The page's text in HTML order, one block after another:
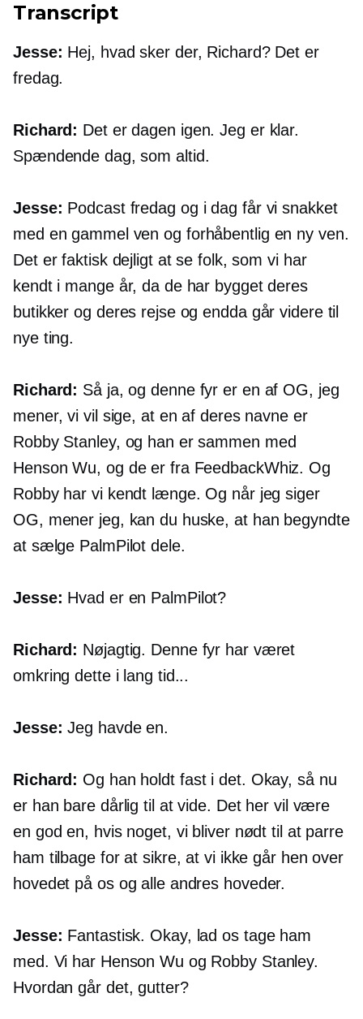
Transcript
Jesse: Hej, hvad sker der, Richard? Det er
fredag.
Richard: Det er dagen igen. Jeg er klar.
Spændende dag, som altid.
Jesse: Podcast fredag ​​og i dag får vi snakket
med en gammel ven og forhåbentlig en ny ven.
Det er faktisk dejligt at se folk, som vi har
kendt i mange år, da de har bygget deres
butikker og deres rejse og endda går videre til
nye ting.
Richard: Så ja, og denne fyr er en af ​​OG, jeg
mener, vi vil sige, at en af ​​deres navne er
Robby Stanley, og han er sammen med
Henson Wu, og de er fra FeedbackWhiz. Og
Robby har vi kendt længe. Og når jeg siger
OG, mener jeg, kan du huske, at han begyndte
at sælge PalmPilot dele.
Jesse: Hvad er en PalmPilot?
Richard: Nøjagtig. Denne fyr har været
omkring dette i lang tid...
Jesse: Jeg havde en.
Richard: Og han holdt fast i det. Okay, så nu
er han bare dårlig til at vide. Det her vil være
en god en, hvis noget, vi bliver nødt til at parre
ham tilbage for at sikre, at vi ikke går hen over
hovedet på os og alle andres hoveder.
Jesse: Fantastisk. Okay, lad os tage ham
med. Vi har Henson Wu og Robby Stanley.
Hvordan går det, gutter?